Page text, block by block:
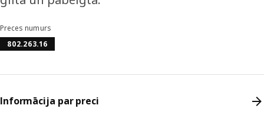
Preces numurs
802.263.16
Informācija par preci